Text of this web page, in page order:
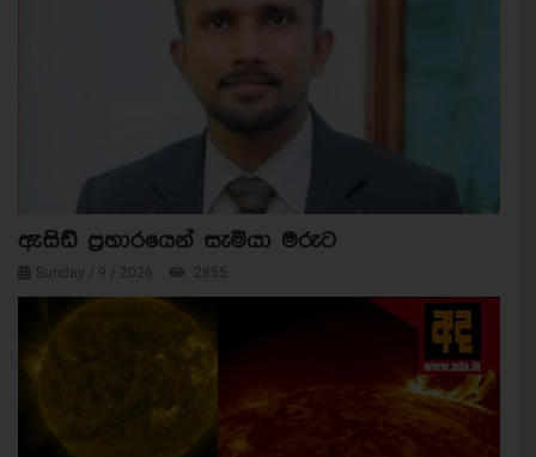
ඇසිඩ් ප්‍රහාරයෙන් සැමියා මරුට
Sunday / 9 / 2026 2855